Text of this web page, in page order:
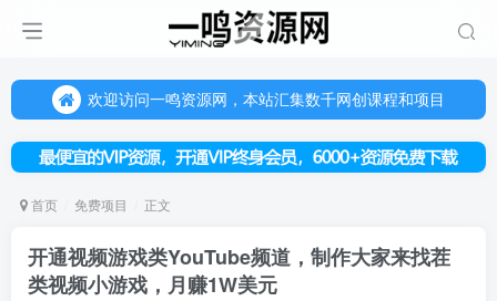
欢迎访问一鸣资源网，本站汇集数千网创课程和项目
欢迎访问一鸣资源网，本站汇集数千网创课程和项目
首页 免费项目 正文
开通视频游戏类YouTube频道，制作大家来找茬
类视频小游戏，月赚1W美元